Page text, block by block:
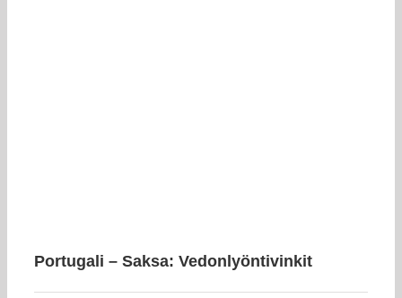
Portugali – Saksa: Vedonlyöntivinkit